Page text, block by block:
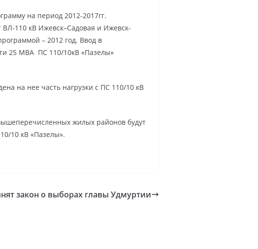
на период 2012-2017гг.
ВЛ-110 кВ Ижевск–Садовая и Ижевск-
– 2012 год. Ввод в
25 МВА ПС 110/10кВ «Пазелы»
на нее часть нагрузки с ПС 110/10 кВ
жилых районов будут
10 кВ «Пазелы».
закон о выборах главы Удмуртии